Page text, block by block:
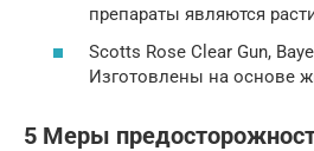
препараты являются
Scotts Rose Clear Gun,
Изготовлены на основе
5 Меры